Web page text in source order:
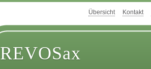
Übersicht Kontakt
REVOSax